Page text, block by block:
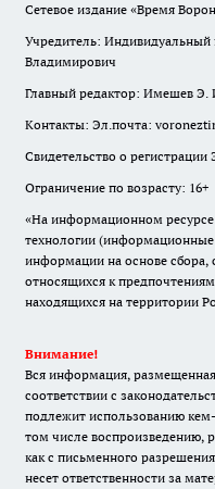
Сетевое издание «Время
Учредитель:
Владимирович
Главный редактор: Имешев Э.
Контакты: Эл.почта:
Свидетельство о
Ограничение по возрасту: 16+
«На информационном
технологии (информационные
информации на основе сбора,
относящихся к
находящихся на территории
Внимание!
Вся информация,
соответствии с
подлежит использованию
том числе воспроизведению,
как с письменного
несет ответственности за